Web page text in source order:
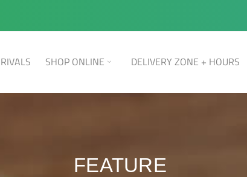
SHOP ONLINE DELIVERY ZONE + HOURS
FEATURE